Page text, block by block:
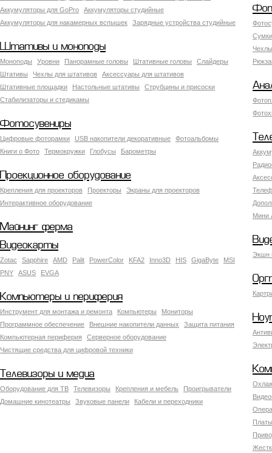
Аккумуляторы для GoPro
Аккумуляторы студийные
Аккумуляторы для накамерных вспышек
Зарядные устройства студийные
Штативы и моноподы
Моноподы Уровни Панорамные головы Штативные головы
Слайдеры
Штативы
Чехлы для штативов
Аксессуары для штативов
Штативные площадки
Настольные штативы
Струбцины и присоски
Стабилизаторы и стедикамы
Фотосувениры
Цифровые фоторамки USB накопители декоративные
Фотоальбомы
Книги о Фото
Термокружки Глобусы Барометры
Мини
Проекционное оборудование
Крепления для проекторов Проекторы
Экраны для проекторов
Интерактивное оборудование
Майнинг ферма
Экшн
Видеокарты
Zotac Sapphire AMD Palit PowerColor KFA2 Inno3D HIS GigaByte
MSI
PNY
ASUS EVGA
Компьютеры и периферия
Инструмент для монтажа и ремонта Компьютеры
Мониторы
Программное обеспечение
Внешние накопители данных
Защита питания
Компьютерная периферия
Серверное оборудование
Чистящие средства для цифровой техники
Телевизоры и медиа
Оборудование для ТВ Телевизоры Крепления и мебель
Проигрыватели
Домашние кинотеатры
Звуковые панели Кабели и переходники